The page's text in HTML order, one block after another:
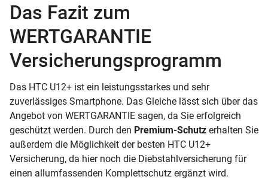
Das Fazit zum
WERTGARANTIE
Versicherungsprogramm
Das HTC U12+ ist ein leistungsstarkes und sehr
zuverlässiges Smartphone. Das Gleiche lässt sich über das
Angebot von WERTGARANTIE sagen, da Sie erfolgreich
geschützt werden. Durch den Premium-Schutz erhalten Sie
außerdem die Möglichkeit der besten HTC U12+
Versicherung, da hier noch die Diebstahlversicherung für
einen allumfassenden Komplettschutz ergänzt wird.